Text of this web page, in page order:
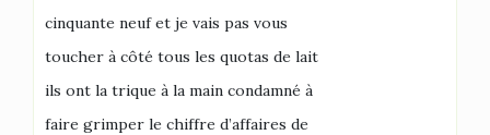
cinquante neuf et je vais pas vous
toucher à côté tous les quotas de lait
ils ont la trique à la main condamné à
faire grimper le chiffre d’affaires de